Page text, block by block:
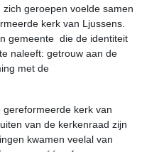
geroepen voelde samen
kerk van Ljussens.
gemeente die de identiteit
naleeft: getrouw aan de
met de
kerk van
van de kerkenraad zijn
kwamen veelal van